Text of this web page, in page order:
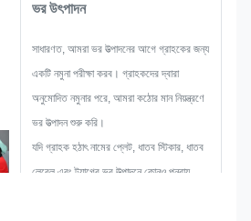
ভর উৎপাদন
সাধারণত, আমরা ভর উত্পাদনের আগে গ্রাহকের জন্য
একটি নমুনা পরীক্ষা করব। গ্রাহকদের দ্বারা
অনুমোদিত নমুনার পরে, আমরা কঠোর মান নিয়ন্ত্রণে
ভর উত্পাদন শুরু করি।
যদি গ্রাহক হঠাৎ নামের প্লেট, ধাতব স্টিকার, ধাতব
লেবেল এবং ট্যাগের ভর উত্পাদনে কোনও পুনরায়